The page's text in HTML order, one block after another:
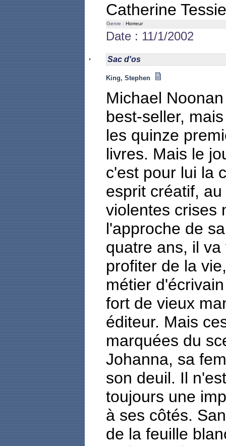
Catherine
Genre : Horreur
Date : 11/1/2002
Sac d'os
King, Stephen
Michael
best-seller,
les quinze
livres. Mais le
c'est pour lui la
esprit créatif,
violentes crises
l'approche de
quatre ans, il
profiter de la
métier
fort de vieux
éditeur. Mais
marquées du
Johanna, sa
son deuil. Il
toujours une
à ses côtés.
de la feuille